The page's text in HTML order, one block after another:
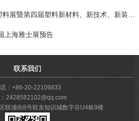
第四届塑料新材料、新技术、新装备、新产品展览会
上海雅士展预告
联系我们
：+86-20-22109833
2428582102@qq.com
联浦街8号联东知识城数字谷U4栋9楼